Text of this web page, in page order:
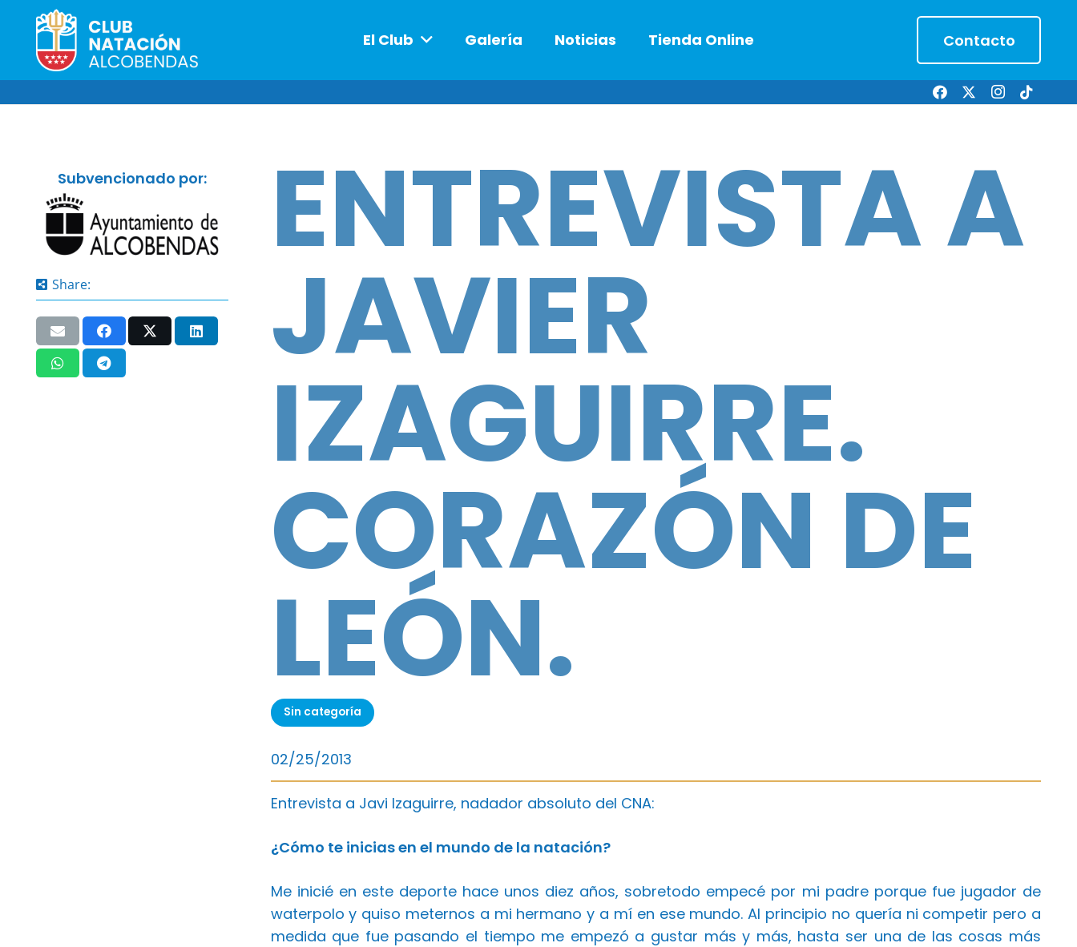
El Club Galería Noticias Tienda Online Contacto
Subvencionado por:
Share:
ENTREVISTA A
JAVIER
IZAGUIRRE.
CORAZÓN DE
LEÓN.
Sin categoría
02/25/2013
Entrevista a Javi Izaguirre, nadador absoluto del CNA:
¿Cómo te inicias en el mundo de la natación?
Me inicié en este deporte hace unos diez años, sobretodo empecé por mi padre porque fue jugador de
waterpolo y quiso meternos a mi hermano y a mí en ese mundo. Al principio no quería ni competir pero a
medida que fue pasando el tiempo me empezó a gustar más y más, hasta ser una de las cosas más